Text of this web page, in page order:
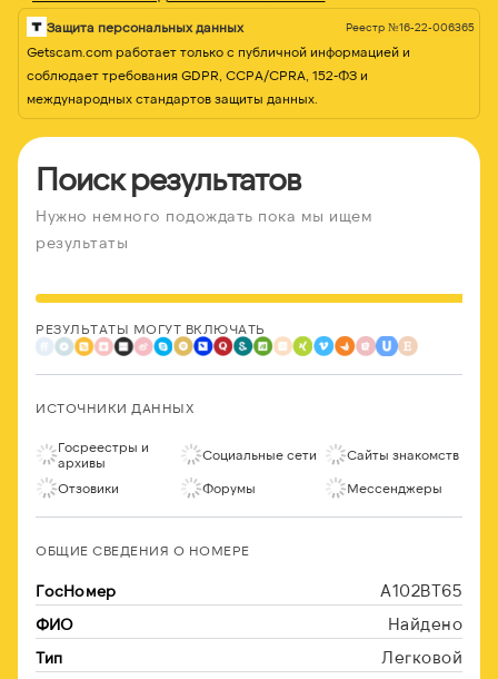
Защита персональных данных Реестр №16-22-006365
Getscam.com работает только с публичной информацией и
соблюдает требования GDPR, CCPA/CPRA, 152-ФЗ и
международных стандартов защиты данных.
Поиск результатов
Нужно немного подождать пока мы ищем
результаты
РЕЗУЛЬТАТЫ МОГУТ ВКЛЮЧАТЬ
ИСТОЧНИКИ ДАННЫХ
Госреестры и
архивы
Социальные сети Сайты знакомств
Отзовики Форумы Мессенджеры
ОБЩИЕ СВЕДЕНИЯ О НОМЕРЕ
ГосНомер А102ВТ65
ФИО Найдено
Тип Легковой